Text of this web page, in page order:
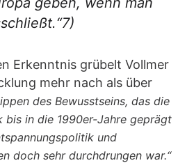
Erkenntnis grübelt Vollmer
mehr nach als über
des Bewusstseins, das die
bis in die 1990er-Jahre geprägt
und
doch sehr durchdrungen war.“